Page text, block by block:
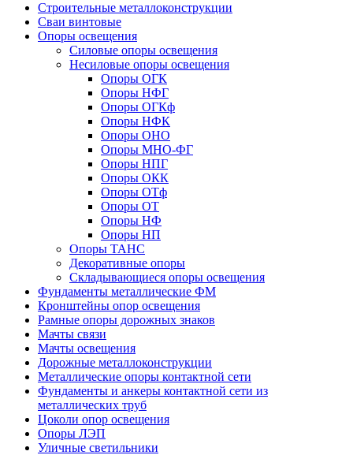
Строительные металлоконструкции
Сваи винтовые
Опоры освещения
Силовые опоры освещения
Несиловые опоры освещения
Опоры ОГК
Опоры НФГ
Опоры ОГКф
Опоры НФК
Опоры ОНО
Опоры МНО-ФГ
Опоры НПГ
Опоры ОКК
Опоры ОТф
Опоры ОТ
Опоры НФ
Опоры НП
Опоры ТАНС
Декоративные опоры
Складывающиеся опоры освещения
Фундаменты металлические ФМ
Кронштейны опор освещения
Рамные опоры дорожных знаков
Мачты связи
Мачты освещения
Дорожные металлоконструкции
Металлические опоры контактной сети
Фундаменты и анкеры контактной сети из
металлических труб
Цоколи опор освещения
Опоры ЛЭП
Уличные светильники